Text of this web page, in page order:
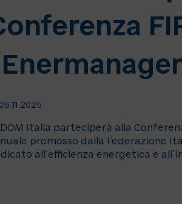
05.11.2025
Italia parteciperà alla
promosso dalla Federazione
all’efficienza energetica e